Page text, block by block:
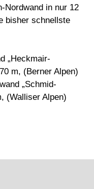
Nordwand in nur 12
bisher schnellste
„Heckmair-
m, (Berner Alpen)
„Schmid-
(Walliser Alpen)